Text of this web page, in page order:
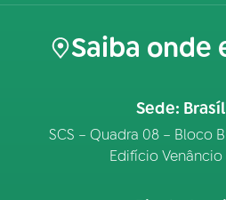
Saiba onde
Sede:
SCS – Quadra 08 – Bloco
Edifício